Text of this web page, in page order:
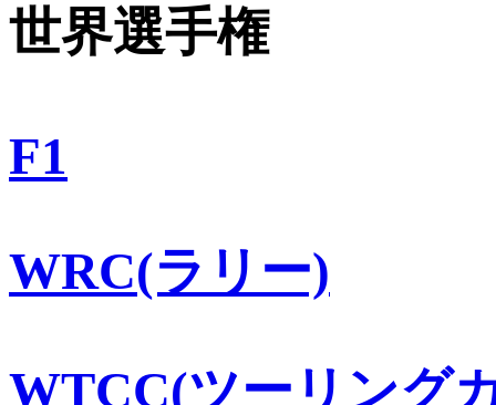
世界選手権
F1
WRC(ラリー)
WTCC(ツーリング